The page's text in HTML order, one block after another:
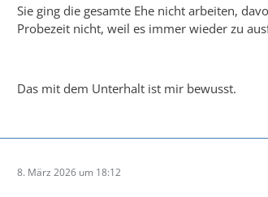
Sie ging die gesamte Ehe nicht arbeiten,
Probezeit nicht, weil es immer wieder zu
Das mit dem Unterhalt ist mir bewusst.
8. März 2026 um 18:12